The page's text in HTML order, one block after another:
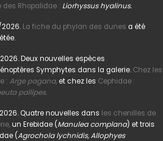
Rhopalidae : Liorhyssus hyalinus.
La fiche du phylan des dunes a été
Deux nouvelles espèces
Symphytes dans la galerie. Chez les
: Arge pagana,et chez les Cephidae :
pallipes.
Quatre nouvelles dans les chenilles de
un Erebidae (Manulea complana) et trois
(Agrochola lychnidis, Allophyes